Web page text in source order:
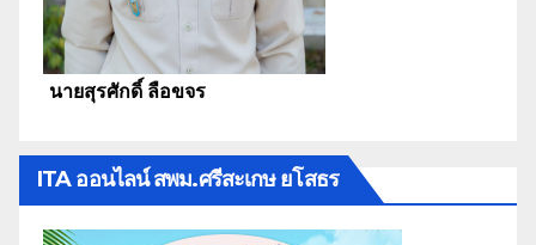
นายสุรศักดิ์ ลือขจร
ITA ออนไลน์ สพม.ศรีสะเกษ ยโสธร